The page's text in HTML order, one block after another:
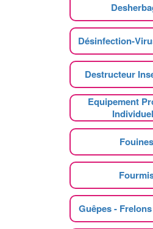
Désinfection-
Destructeur
Equipement
Fouines
Guêpes -